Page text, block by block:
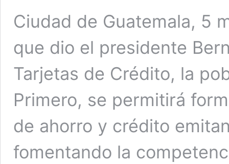
Ciudad de Guatemala, 5
que dio el presidente
Tarjetas de Crédito, la
Primero, se permitirá
de ahorro y crédito
fomentando la